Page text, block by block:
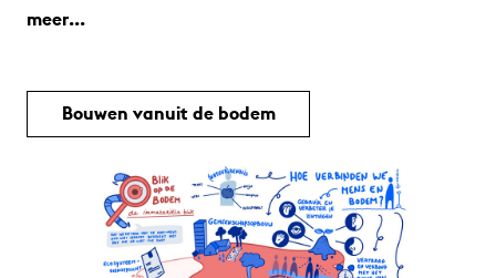
meer...
Bouwen vanuit de bodem